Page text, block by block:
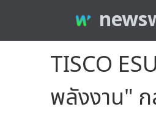
TISCO
พลังงาน"